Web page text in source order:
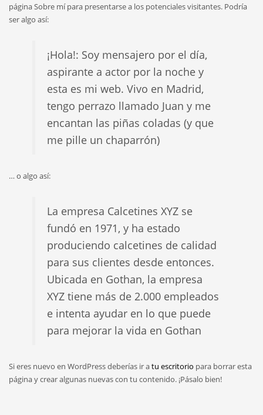
página Sobre mí para presentarse a los potenciales visitantes. Podría
ser algo así:
¡Hola!: Soy mensajero por el día,
aspirante a actor por la noche y
esta es mi web. Vivo en Madrid,
tengo perrazo llamado Juan y me
encantan las piñas coladas (y que
me pille un chaparrón)
… o algo así:
La empresa Calcetines XYZ se
fundó en 1971, y ha estado
produciendo calcetines de calidad
para sus clientes desde entonces.
Ubicada en Gothan, la empresa
XYZ tiene más de 2.000 empleados
e intenta ayudar en lo que puede
para mejorar la vida en Gothan
Si eres nuevo en WordPress deberías ir atu escritorio para borrar esta
página y crear algunas nuevas con tu contenido. ¡Pásalo bien!